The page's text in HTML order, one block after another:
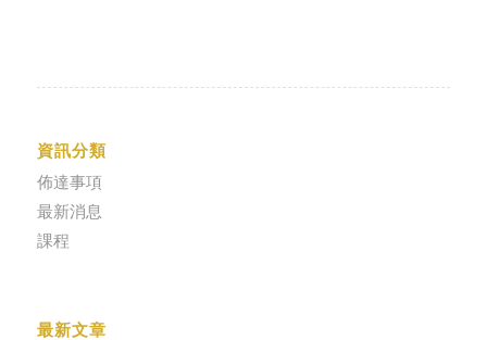
資訊分類
佈達事項
最新消息
課程
最新文章